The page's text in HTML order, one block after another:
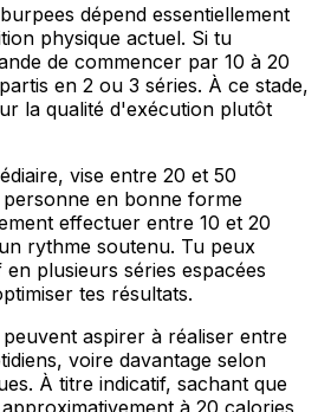
dépend essentiellement
physique actuel. Si tu
de commencer par 10 à 20
en 2 ou 3 séries. À ce stade,
la qualité d'exécution plutôt
vise entre 20 et 50
en bonne forme
effectuer entre 10 et 20
rythme soutenu. Tu peux
plusieurs séries espacées
tes résultats.
aspirer à réaliser entre
voire davantage selon
À titre indicatif, sachant que
à 20 calories